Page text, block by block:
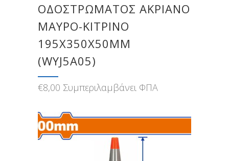
ΟΔΟΣΤΡΩΜΑΤΟΣ ΑΚΡΙΑΝΟ
ΜΑΥΡΟ-ΚΙΤΡΙΝΟ
195Χ350Χ50MM
(WYJ5A05)
€8,00 Συμπεριλαμβάνει ΦΠΑ